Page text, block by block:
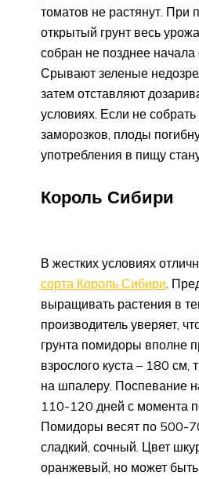
томатов не растянут. При
открытый грунт весь
собран не позднее начала
Срывают зеленые
затем отставляют
условиях. Если не
заморозков, плоды
употребления в пищу
Король Сибири
В жестких условиях
сорта Король Сибири.
выращивать растения в
производитель уверяет,
грунта помидоры вполне
взрослого куста – 180 см,
на шпалеру. Поспевание
110-120 дней с момента
Помидоры весят по 500-
сладкий, сочный. Цвет
оранжевый, но может